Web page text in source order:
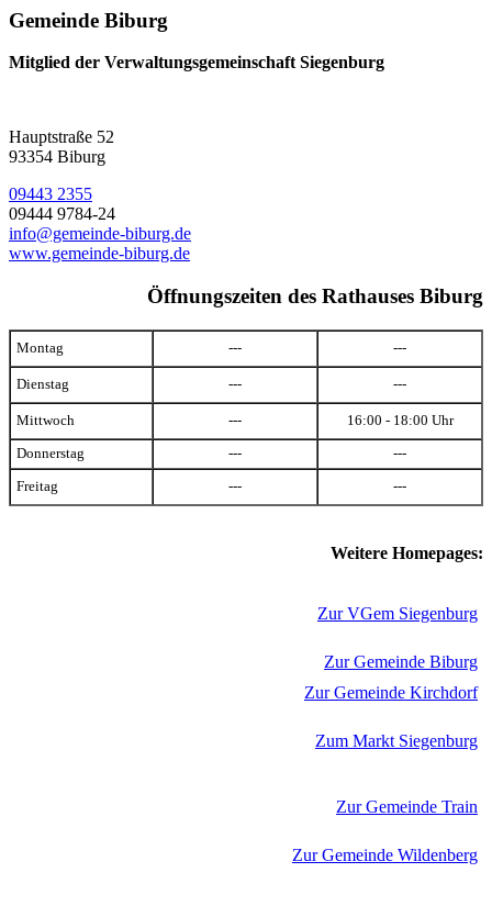
Gemeinde Biburg
Mitglied der Verwaltungsgemeinschaft Siegenburg
Hauptstraße 52
93354 Biburg
09443 2355
09444 9784-24
info@gemeinde-biburg.de
www.gemeinde-biburg.de
Öffnungszeiten des Rathauses Biburg
Montag --- ---
Dienstag --- ---
Mittwoch --- 16:00 - 18:00 Uhr
Donnerstag --- ---
Freitag --- ---
Weitere Homepages:
Zur VGem Siegenburg
Zur Gemeinde Biburg
Zur Gemeinde Kirchdorf
Zum Markt Siegenburg
Zur Gemeinde Train
Zur Gemeinde Wildenberg